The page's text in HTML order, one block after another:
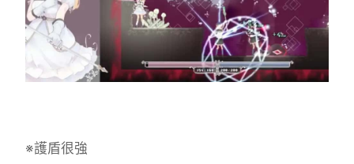
※護盾很強